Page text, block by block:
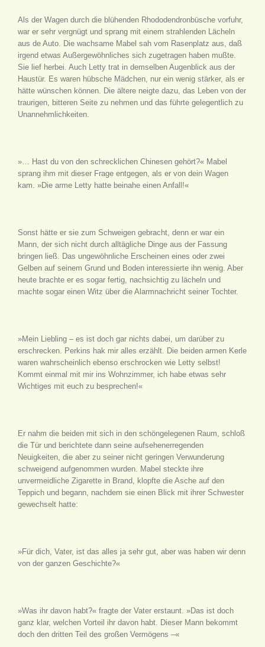
Als der Wagen durch die blühenden Rhododendronbüsche vorfuhr,
war er sehr vergnügt und sprang mit einem strahlenden Lächeln
aus de Auto. Die wachsame Mabel sah vom Rasenplatz aus, daß
irgend etwas Außergewöhnliches sich zugetragen haben mußte.
Sie lief herbei. Auch Letty trat in demselben Augenblick aus der
Haustür. Es waren hübsche Mädchen, nur ein wenig stärker, als er
hätte wünschen können. Die ältere neigte dazu, das Leben von der
traurigen, bitteren Seite zu nehmen und das führte gelegentlich zu
Unannehmlichkeiten.
»… Hast du von den schrecklichen Chinesen gehört?« Mabel
sprang ihm mit dieser Frage entgegen, als er von dein Wagen
kam. »Die arme Letty hatte beinahe einen Anfall!«
Sonst hätte er sie zum Schweigen gebracht, denn er war ein
Mann, der sich nicht durch alltägliche Dinge aus der Fassung
bringen ließ. Das ungewöhnliche Erscheinen eines oder zwei
Gelben auf seinem Grund und Boden interessierte ihn wenig. Aber
heute brachte er es sogar fertig, nachsichtig zu lächeln und
machte sogar einen Witz über die Alarmnachricht seiner Tochter.
»Mein Liebling – es ist doch gar nichts dabei, um darüber zu
erschrecken. Perkins hak mir alles erzählt. Die beiden armen Kerle
waren wahrscheinlich ebenso erschrocken wie Letty selbst!
Kommt einmal mit mir ins Wohnzimmer, ich habe etwas sehr
Wichtiges mit euch zu besprechen!«
Er nahm die beiden mit sich in den schöngelegenen Raum, schloß
die Tür und berichtete dann seine aufsehenerregenden
Neuigkeiten, die aber zu seiner nicht geringen Verwunderung
schweigend aufgenommen wurden. Mabel steckte ihre
unvermeidliche Zigarette in Brand, klopfte die Asche auf den
Teppich und begann, nachdem sie einen Blick mit ihrer Schwester
gewechselt hatte:
»Für dich, Vater, ist das alles ja sehr gut, aber was haben wir denn
von der ganzen Geschichte?«
»Was ihr davon habt?« fragte der Vater erstaunt. »Das ist doch
ganz klar, welchen Vorteil ihr davon habt. Dieser Mann bekommt
doch den dritten Teil des großen Vermögens –«